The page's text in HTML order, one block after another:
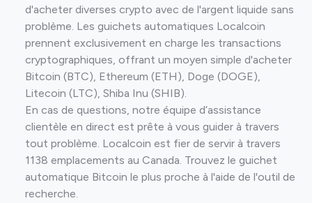
d'acheter diverses crypto avec de l'argent liquide sans
problème. Les guichets automatiques Localcoin
prennent exclusivement en charge les transactions
cryptographiques, offrant un moyen simple d'acheter
Bitcoin (BTC), Ethereum (ETH), Doge (DOGE),
Litecoin (LTC), Shiba Inu (SHIB).
En cas de questions, notre équipe d’assistance
clientèle en direct est prête à vous guider à travers
tout problème. Localcoin est fier de servir à travers
1138 emplacements au Canada. Trouvez le guichet
automatique Bitcoin le plus proche à l'aide de l'outil de
recherche.